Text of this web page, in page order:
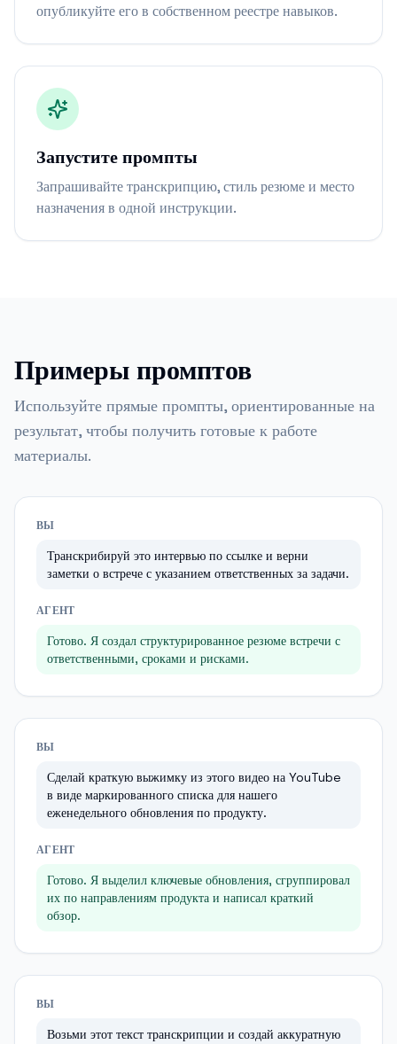
опубликуйте его в собственном реестре навыков.
Запустите промпты
Запрашивайте транскрипцию, стиль резюме и место
назначения в одной инструкции.
Примеры промптов
Используйте прямые промпты, ориентированные на
результат, чтобы получить готовые к работе
материалы.
ВЫ
Транскрибируй это интервью по ссылке и верни
заметки о встрече с указанием ответственных за задачи.
АГЕНТ
Готово. Я создал структурированное резюме встречи с
ответственными, сроками и рисками.
ВЫ
Сделай краткую выжимку из этого видео на YouTube
в виде маркированного списка для нашего
еженедельного обновления по продукту.
АГЕНТ
Готово. Я выделил ключевые обновления, сгруппировал
их по направлениям продукта и написал краткий
обзор.
ВЫ
Возьми этот текст транскрипции и создай аккуратную